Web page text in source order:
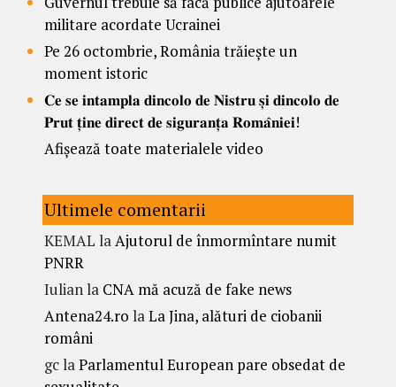
militare acordate Ucrainei
Pe 26 octombrie, România trăiește un
moment istoric
𝐂𝐞 𝐬𝐞 𝐢𝐧𝐭𝐚𝐦𝐩𝐥𝐚 𝐝𝐢𝐧𝐜𝐨𝐥𝐨 𝐝𝐞 𝐍𝐢𝐬𝐭𝐫𝐮 𝐬̦𝐢 𝐝𝐢𝐧𝐜𝐨𝐥𝐨 𝐝𝐞
𝐏𝐫𝐮𝐭 𝐭̦𝐢𝐧𝐞 𝐝𝐢𝐫𝐞𝐜𝐭 𝐝𝐞 𝐬𝐢𝐠𝐮𝐫𝐚𝐧𝐭̦𝐚 𝐑𝐨𝐦𝐚̂𝐧𝐢𝐞𝐢!
Afișează toate materialele video
Ultimele comentarii
KEMAL laAjutorul de înmormîntare numit
PNRR
Iulianla CNA mă acuză de fake news
Antena24.ro laLa Jina, alături de ciobanii
români
gclaParlamentul European pare obsedat de